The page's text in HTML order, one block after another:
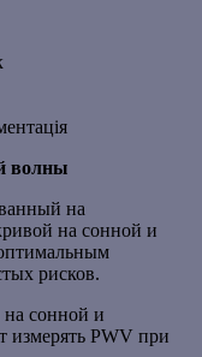
волны
на
на сонной и
рисков.
на сонной и
измерять PWV при